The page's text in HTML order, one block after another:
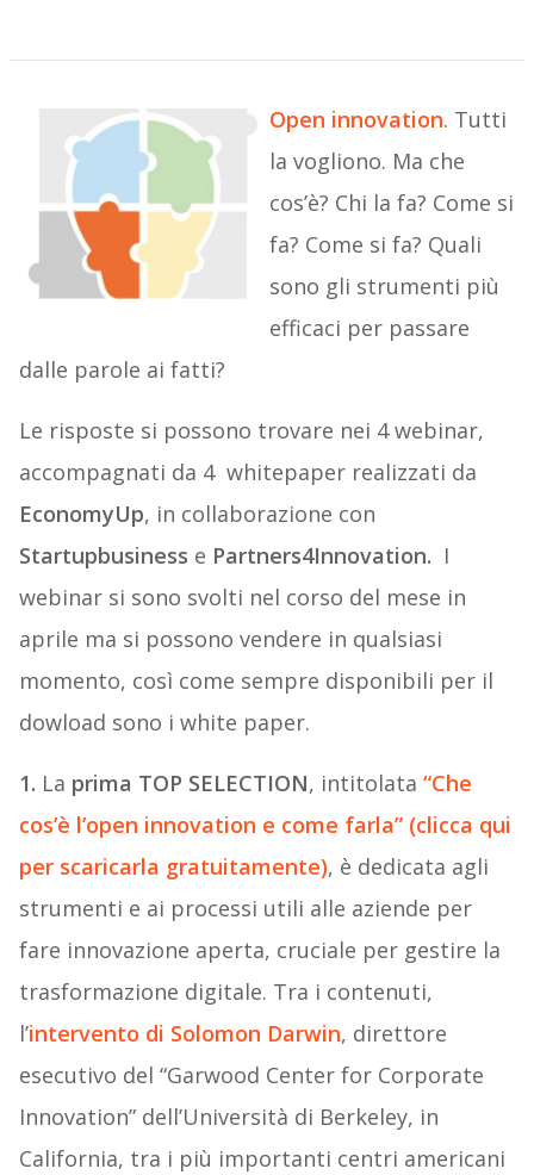
Open innovation. Tutti
la vogliono. Ma che
cos’è? Chi la fa? Come si
fa? Come si fa? Quali
sono gli strumenti più
efficaci per passare
dalle parole ai fatti?
Le risposte si possono trovare nei 4 webinar,
accompagnati da 4 whitepaper realizzati da
EconomyUp, in collaborazione con
Startupbusiness e Partners4Innovation. I
webinar si sono svolti nel corso del mese in
aprile ma si possono vendere in qualsiasi
momento, così come sempre disponibili per il
dowload sono i white paper.
1. La prima TOP SELECTION, intitolata “Che
cos’è l’open innovation e come farla” (clicca qui
per scaricarla gratuitamente), è dedicata agli
strumenti e ai processi utili alle aziende per
fare innovazione aperta, cruciale per gestire la
trasformazione digitale. Tra i contenuti,
l’intervento di Solomon Darwin, direttore
esecutivo del “Garwood Center for Corporate
Innovation” dell’Università di Berkeley, in
California, tra i più importanti centri americani